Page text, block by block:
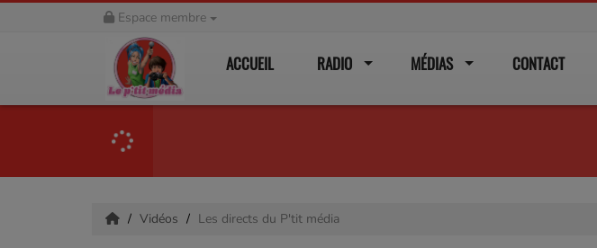
Espace membre
ACCUEIL RADIO MÉDIAS CONTACT
Vidéos Les directs du P'tit média